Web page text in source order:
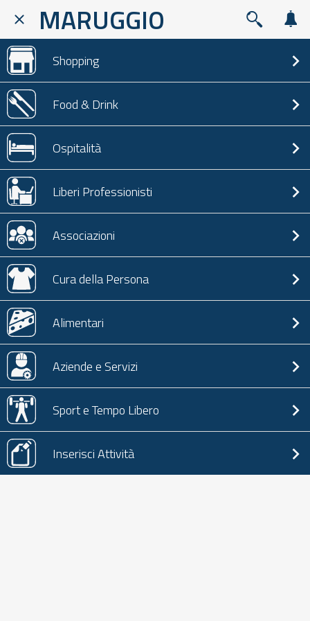
MARUGGIO
Shopping
Food & Drink
Ospitalità
Liberi Professionisti
Associazioni
Cura della Persona
Alimentari
Aziende e Servizi
Sport e Tempo Libero
Inserisci Attività